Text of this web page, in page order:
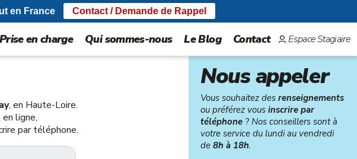
Prise en charge Qui sommes-nous Le Blog Contact Espace Stagiaire
, en Haute-Loire.
ligne,
par téléphone.
Nous appeler
Vous souhaitez desrenseignements
ou préférez vousinscrire par
téléphone ? Nos conseillers sont à
votre service du lundi au vendredi
de8h à 18h.
en France Contact / Demande de Rappel